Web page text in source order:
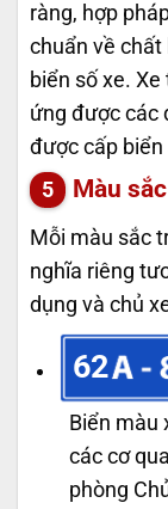
ràng, hợp
chuẩn về
biển số xe.
ứng được các
được cấp biển
Màu
Mỗi màu sắc
nghĩa riêng
dụng và chủ
62
Biển màu
các cơ
phòng